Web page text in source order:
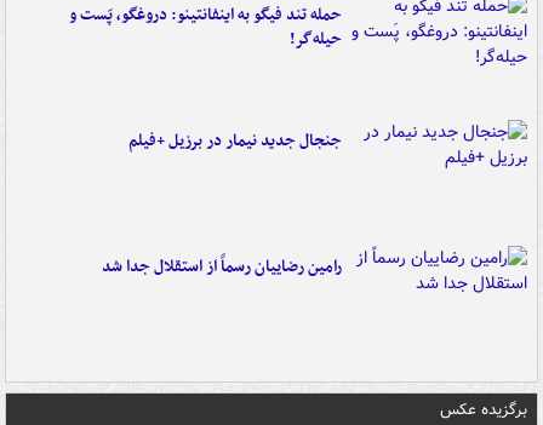
حمله تند فیگو به اینفانتینو: دروغگو، پَست‌ و
حیله‌گر!
جنجال جدید نیمار در برزیل +فیلم
رامین رضاییان رسماً از استقلال جدا شد
برگزیده عکس